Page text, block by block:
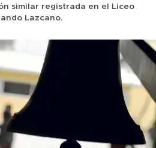
similar registrada en el Liceo
Lazcano.